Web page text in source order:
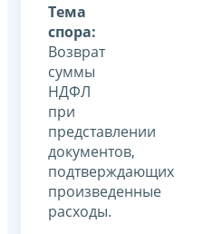
Тема
спора:
Возврат
суммы
НДФЛ
при
представлении
документов,
подтверждающих
произведенные
расходы.